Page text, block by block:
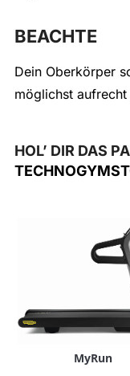
BEACHTE
Dein Oberkörper
möglichst
HOL’ DIR DAS
MyRun